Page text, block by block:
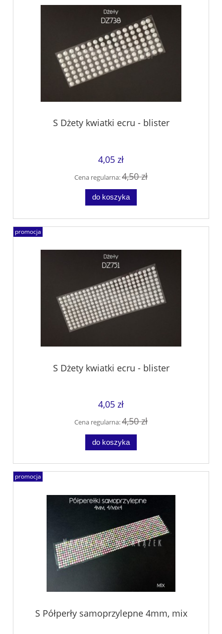
S Dżety kwiatki ecru - blister
4,05 zł
Cena regularna:4,50 zł
do koszyka
S Dżety kwiatki ecru - blister
4,05 zł
Cena regularna:4,50 zł
do koszyka
promocja
S Półperły samoprzylepne 4mm, mix
promocja